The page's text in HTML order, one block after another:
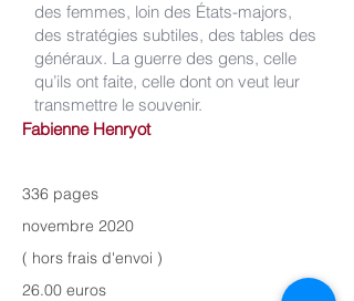
des femmes, loin des États-majors,
des stratégies subtiles, des tables des
généraux. La guerre des gens, celle
qu’ils ont faite, celle dont on veut leur
transmettre le souvenir.
Fabienne Henryot
336 pages
novembre 2020
( hors frais d'envoi )
26.00 euros